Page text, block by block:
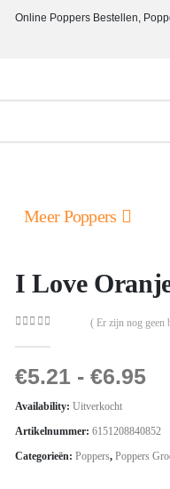
Online Poppers Bestellen,
Meer Poppers
I Love
( Er zijn nog geen
€5.21 - €6.95
Availability: Uitverkocht
Artikelnummer: 6151208840852
Categorieën: Poppers, Poppers